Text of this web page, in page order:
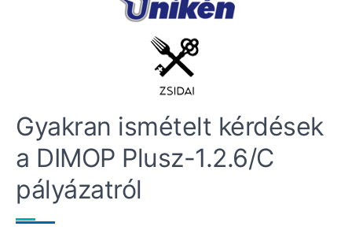
Gyakran ismételt kérdések
a DIMOP Plusz-1.2.6/C
pályázatról